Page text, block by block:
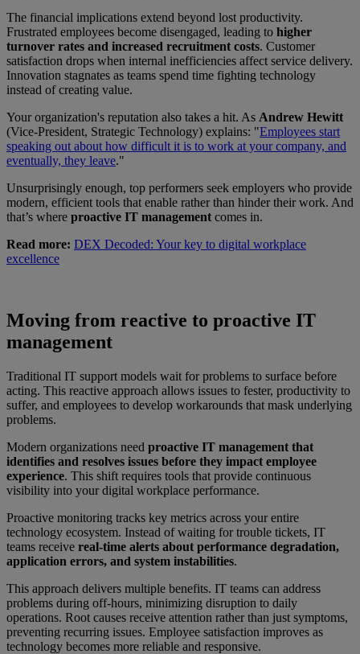
The financial implications extend beyond lost productivity.
Frustrated employees become disengaged, leading to higher
turnover rates and increased recruitment costs. Customer
satisfaction drops when internal inefficiencies affect service delivery.
Innovation stagnates as teams spend time fighting technology
instead of creating value.
Your organization's reputation also takes a hit. As Andrew Hewitt
(Vice-President, Strategic Technology) explains: "Employees start
speaking out about how difficult it is to work at your company, and
eventually, they leave."
Unsurprisingly enough, top performers seek employers who provide
modern, efficient tools that enable rather than hinder their work. And
that’s where proactive IT management comes in.
Read more: DEX Decoded: Your key to digital workplace
excellence
Moving from reactive to proactive IT
management
Traditional IT support models wait for problems to surface before
acting. This reactive approach allows issues to fester, productivity to
suffer, and employees to develop workarounds that mask underlying
problems.
Modern organizations need proactive IT management that
identifies and resolves issues before they impact employee
experience. This shift requires tools that provide continuous
visibility into your digital workplace performance.
Proactive monitoring tracks key metrics across your entire
technology ecosystem. Instead of waiting for trouble tickets, IT
teams receive real-time alerts about performance degradation,
application errors, and system instabilities.
This approach delivers multiple benefits. IT teams can address
problems during off-hours, minimizing disruption to daily
operations. Root causes receive attention rather than just symptoms,
preventing recurring issues. Employee satisfaction improves as
technology becomes more reliable and responsive.